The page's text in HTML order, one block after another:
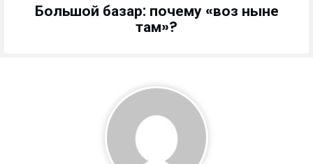
Большой базар: почему «воз ныне
там»?